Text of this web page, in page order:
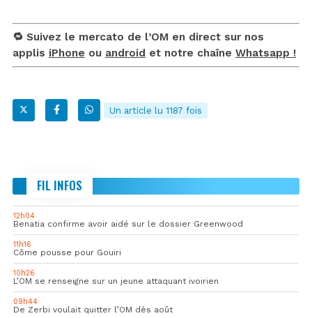
🔁 Suivez le mercato de l’OM en direct sur nos
applis iPhone ou android et notre chaîne Whatsapp !
Un article lu 1187 fois
FIL INFOS
12h04
Benatia confirme avoir aidé sur le dossier Greenwood
11h16
Côme pousse pour Gouiri
10h26
L’OM se renseigne sur un jeune attaquant ivoirien
09h44
De Zerbi voulait quitter l’OM dès août